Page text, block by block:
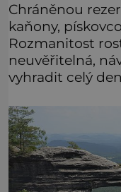
Chráněnou
kaňony,
Rozmanitost
neuvěřitelná,
vyhradit celý